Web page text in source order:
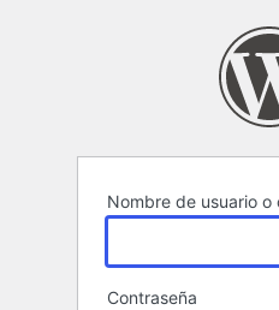
Nombre de usuario
Contraseña